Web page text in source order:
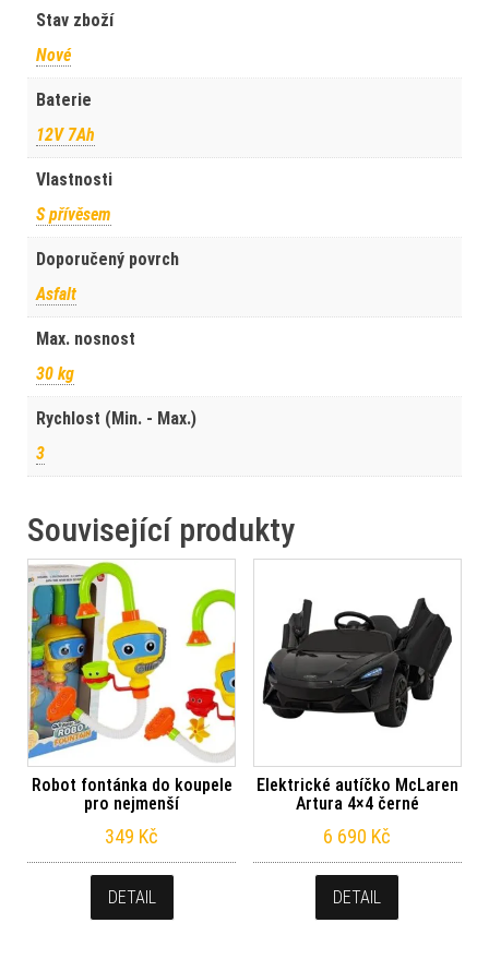
Stav zboží
Nové
Baterie
12V 7Ah
Vlastnosti
S přívěsem
Doporučený povrch
Asfalt
Max. nosnost
30 kg
Rychlost (Min. - Max.)
3
Související produkty
Robot fontánka do koupele
pro nejmenší
349 Kč
DETAIL
Elektrické autíčko McLaren
Artura 4×4 černé
6 690 Kč
DETAIL